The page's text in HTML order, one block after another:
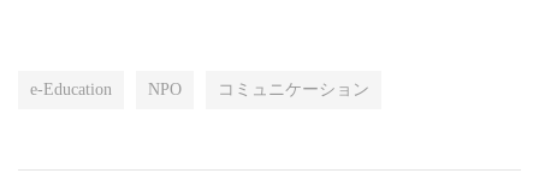
e-Education NPO コミュニケーション